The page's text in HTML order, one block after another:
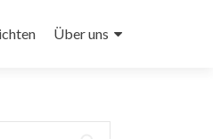
Über uns